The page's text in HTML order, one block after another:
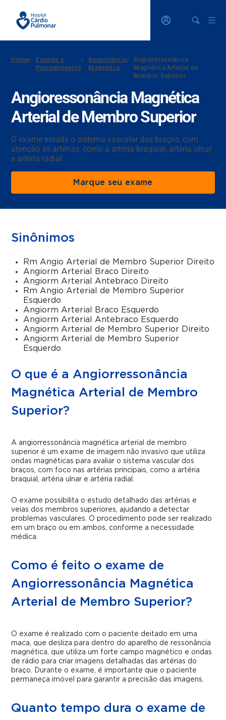
Home/
Exames e
Procedimentos
/
Ressonância
Magnética
/
Angioressonância
Magnética Arterial de
Membro Superior
Angioressonância Magnética
Arterial de Membro Superior
O exame estuda o sistema vascular dos braços, com
atenção às artérias, como a artéria braquial, artéria ulnar
e artéria radial.
Marque seu exame
Sinônimos
Rm Angio Arterial de Membro Superior Direito
Angiorm Arterial Braco Direito
Angiorm Arterial Antebraco Direito
Rm Angio Arterial de Membro Superior
Esquerdo
Angiorm Arterial Braco Esquerdo
Angiorm Arterial Antebraco Esquerdo
Angiorm Arterial de Membro Superior Direito
Angiorm Arterial de Membro Superior
Esquerdo
O que é a Angiorressonância
Magnética Arterial de Membro
Superior?
A angiorressonância magnética arterial de membro
superior é um exame de imagem não invasivo que utiliza
ondas magnéticas para avaliar o sistema vascular dos
braços, com foco nas artérias principais, como a artéria
braquial, artéria ulnar e artéria radial.
O exame possibilita o estudo detalhado das artérias e
veias dos membros superiores, ajudando a detectar
problemas vasculares. O procedimento pode ser realizado
em um braço ou em ambos, conforme a necessidade
médica.
Como é feito o exame de
Angiorressonância Magnética
Arterial de Membro Superior?
O exame é realizado com o paciente deitado em uma
maca, que desliza para dentro do aparelho de ressonância
magnética, que utiliza um forte campo magnético e ondas
de rádio para criar imagens detalhadas das artérias do
braço. Durante o exame, é importante que o paciente
permaneça imóvel para garantir a precisão das imagens.
Quanto tempo dura o exame de